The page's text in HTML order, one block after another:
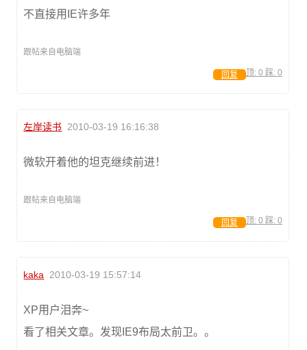
不直接用IE许多年
跟帖来自电脑端
顶: 0 踩: 0
回复
左岸读书 2010-03-19 16:16:38
微软开着他的坦克继续前进！
跟帖来自电脑端
顶: 0 踩: 0
回复
kaka 2010-03-19 15:57:14
XP用户泪奔~
看了相关文章。发现IE9布局太前卫。。